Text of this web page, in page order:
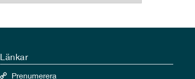
Länkar
Prenumerera